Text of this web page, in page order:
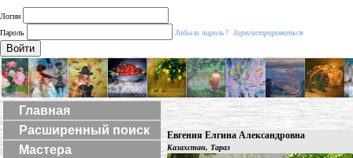
Логин
Пароль
Забыли пароль? Зарегистрироваться
Войти
Главная
Расширенный поиск
Мастера
Евгения Елгина Александровна
Казахстан, Тараз